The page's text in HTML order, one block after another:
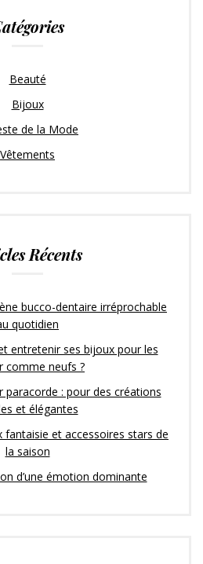
Beauté
Bijoux
de la Mode
Vêtements
Récents
bucco-dentaire irréprochable
quotidien
entretenir ses bijoux pour les
comme neufs ?
paracorde : pour des créations
et élégantes
et accessoires stars de
la saison
d’une émotion dominante